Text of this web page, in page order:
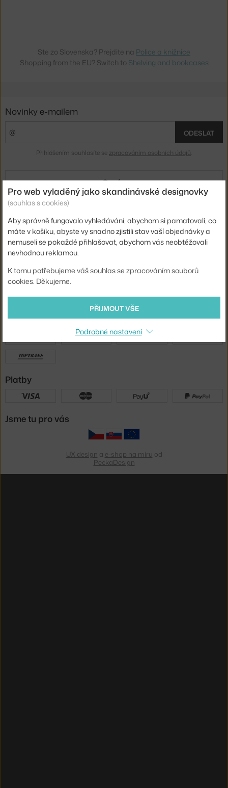
Ste zo Slovenska? Prejdite na Police a knižnice
Shopping from the EU? Switch to Shelving and bookcases
Pro web vyladěný jako skandinávské designovky
(souhlas s cookies)
Aby správně fungovalo vyhledávání, abychom si pamatovali, co
máte v košíku, abyste vy snadno zjistili stav vaší objednávky a
nemuseli se pokaždé přihlašovat, abychom vás neobtěžovali
nevhodnou reklamou.
K tomu potřebujeme váš souhlas se zpracováním souborů
cookies. Děkujeme.
PŘIJMOUT VŠE
Podrobné nastavení
Novinky e-mailem
ODESLAT
Přihlášením souhlasíte se zpracováním osobních údajů
O nás
Sortiment
Doprava
Platby
Jsme tu pro vás
UX design a e-shop na míru od
PeckaDesign